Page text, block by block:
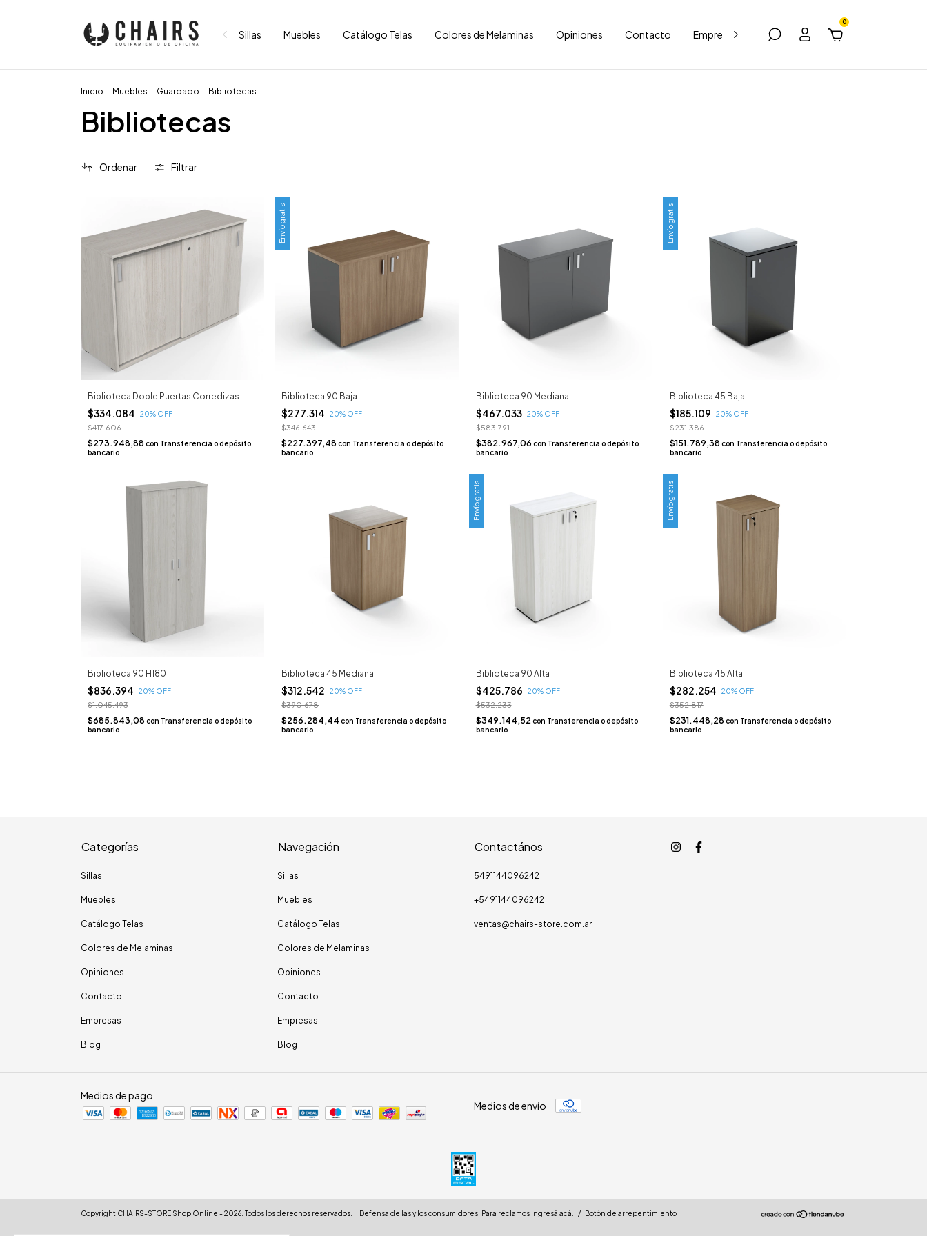
Sillas Muebles Catálogo Telas Colores de Melaminas Opiniones Contacto Empresas Blog
0
Inicio . Muebles . Guardado . Bibliotecas
Bibliotecas
Ordenar Filtrar
Biblioteca Doble Puertas Corredizas
$334.084 -20% OFF
$417.606
$273.948,88 con Transferencia o depósito
bancario
Envío gratis
Biblioteca 90 Baja
$277.314-20% OFF
$346.643
$227.397,48con Transferencia o depósito
bancario
Biblioteca 90 Mediana
$467.033-20% OFF
$583.791
$382.967,06 con Transferencia o depósito
bancario
Envío gratis
Biblioteca 45 Baja
$185.109 -20% OFF
$231.386
$151.789,38 con Transferencia o depósito
bancario
Biblioteca 90 H180
$836.394 -20% OFF
$1.045.493
$685.843,08 con Transferencia o depósito
bancario
Biblioteca 45 Mediana
$312.542-20% OFF
$390.678
$256.284,44con Transferencia o depósito
bancario
Envío gratis
Biblioteca 90 Alta
$425.786 -20% OFF
$532.233
$349.144,52con Transferencia o depósito
bancario
Envío gratis
Biblioteca 45 Alta
$282.254 -20% OFF
$352.817
$231.448,28 con Transferencia o depósito
bancario
Categorías
Sillas
Muebles
Catálogo Telas
Colores de Melaminas
Opiniones
Contacto
Empresas
Blog
Navegación
Sillas
Muebles
Catálogo Telas
Colores de Melaminas
Opiniones
Contacto
Empresas
Blog
Contactános
5491144096242
+5491144096242
ventas@chairs-store.com.ar
Medios de pago
Medios de envío
Copyright CHAIRS-STORE Shop Online - 2026. Todos los derechos reservados. Defensa de las y los consumidores. Para reclamos ingresá acá. / Botón de arrepentimiento